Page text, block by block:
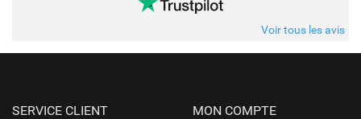
Voir tous les avis
SERVICE CLIENT MON COMPTE